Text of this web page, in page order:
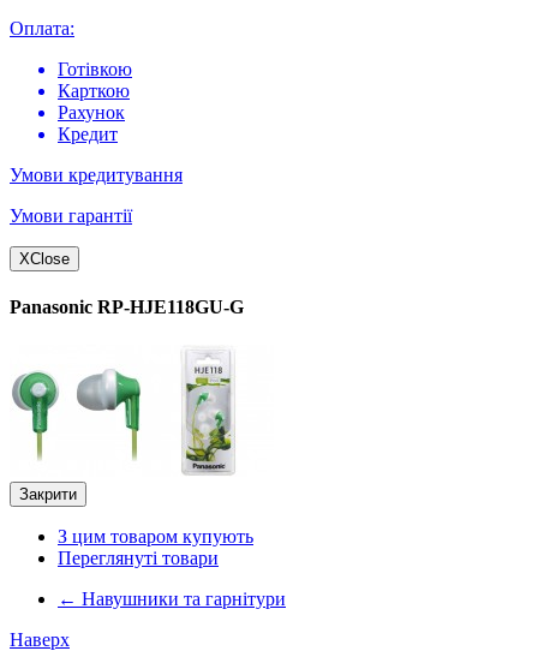
Оплата:
Готівкою
Карткою
Рахунок
Кредит
Умови кредитування
Умови гарантії
XClose
Panasonic RP-HJE118GU-G
Закрити
З цим товаром купують
Переглянуті товари
← Навушники та гарнітури
Наверх